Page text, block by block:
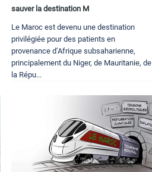
sauver la destination M
Le Maroc est devenu une destination
privilégiée pour des patients en
provenance d’Afrique subsaharienne,
principalement du Niger, de Mauritanie, de
la Répu...